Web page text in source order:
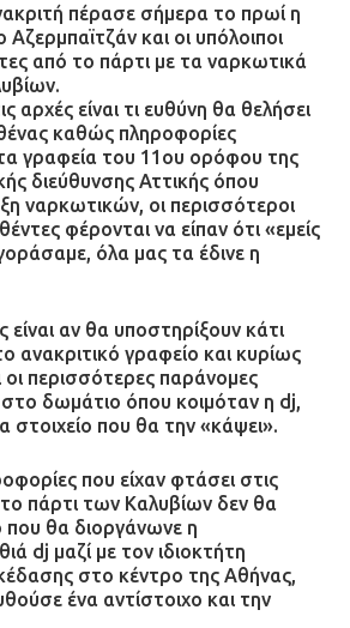
πέρασε σήμερα το πρωί η
και οι υπόλοιποι
από το πάρτι με τα ναρκωτικά
αρχές είναι τι ευθύνη θα θελήσει
καθώς πληροφορίες
γραφεία του 11ου ορόφου της
διεύθυνσης Αττικής όπου
ναρκωτικών, οι περισσότεροι
φέρονται να είπαν ότι «εμείς
όλα μας τα έδινε η
αν θα υποστηρίξουν κάτι
ανακριτικό γραφείο και κυρίως
οι περισσότερες παράνομες
δωμάτιο όπου κοιμόταν η dj,
στοιχείο που θα την «κάψει».
που είχαν φτάσει στις
το πάρτι των Καλυβίων δεν θα
που θα διοργάνωνε η
dj μαζί με τον ιδιοκτήτη
στο κέντρο της Αθήνας,
ένα αντίστοιχο και την